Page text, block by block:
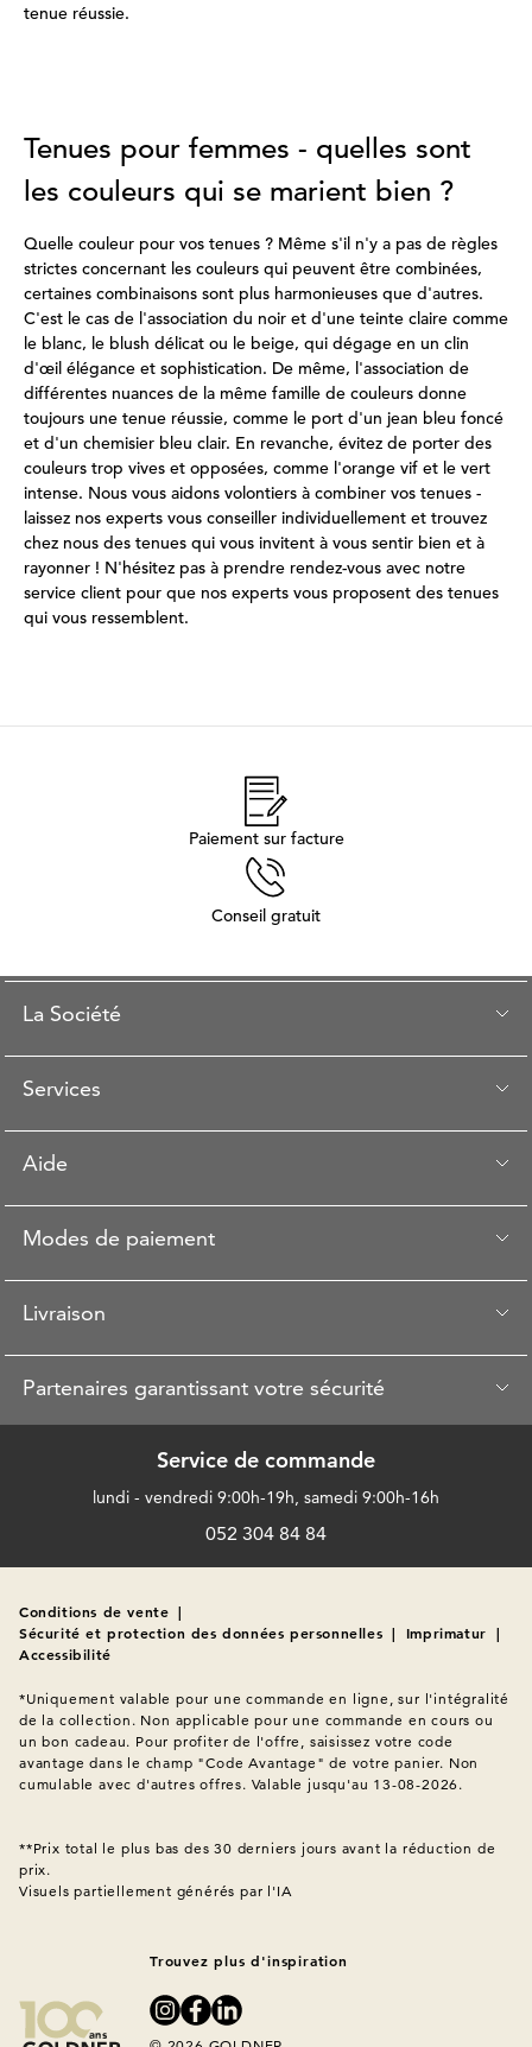
tenue réussie.
Tenues pour femmes - quelles sont
les couleurs qui se marient bien ?
Quelle couleur pour vos tenues ? Même s'il n'y a pas de règles
strictes concernant les couleurs qui peuvent être combinées,
certaines combinaisons sont plus harmonieuses que d'autres.
C'est le cas de l'association du noir et d'une teinte claire comme
le blanc, le blush délicat ou le beige, qui dégage en un clin
d'œil élégance et sophistication. De même, l'association de
différentes nuances de la même famille de couleurs donne
toujours une tenue réussie, comme le port d'un jean bleu foncé
et d'un chemisier bleu clair. En revanche, évitez de porter des
couleurs trop vives et opposées, comme l'orange vif et le vert
intense. Nous vous aidons volontiers à combiner vos tenues -
laissez nos experts vous conseiller individuellement et trouvez
chez nous des tenues qui vous invitent à vous sentir bien et à
rayonner ! N'hésitez pas à prendre rendez-vous avec notre
service client pour que nos experts vous proposent des tenues
qui vous ressemblent.
Paiement sur facture
Conseil gratuit
La Société
Services
Aide
Modes de paiement
Livraison
Partenaires garantissant votre sécurité
Service de commande
lundi - vendredi 9:00h-19h, samedi 9:00h-16h
052 304 84 84
Conditions de vente |
Sécurité et protection des données personnelles | Imprimatur |
Accessibilité
*Uniquement valable pour une commande en ligne, sur l'intégralité
de la collection. Non applicable pour une commande en cours ou
un bon cadeau. Pour profiter de l'offre, saisissez votre code
avantage dans le champ "Code Avantage" de votre panier. Non
cumulable avec d'autres offres. Valable jusqu'au 13-08-2026.
**Prix total le plus bas des 30 derniers jours avant la réduction de
Visuels partiellement générés par l'IA
Trouvez plus d'inspiration